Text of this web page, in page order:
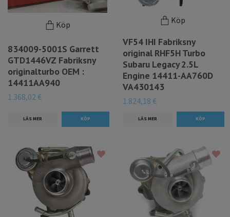
Köp
834009-5001S Garrett
GTD1446VZ Fabriksny
originalturbo OEM :
14411AA940
1.368,02 €
LÄS MER
Köp
VF54 IHI Fabriksny
original RHF5H Turbo
Subaru Legacy 2.5L
Engine 14411-AA760D
VA430143
1.824,18 €
LÄS MER